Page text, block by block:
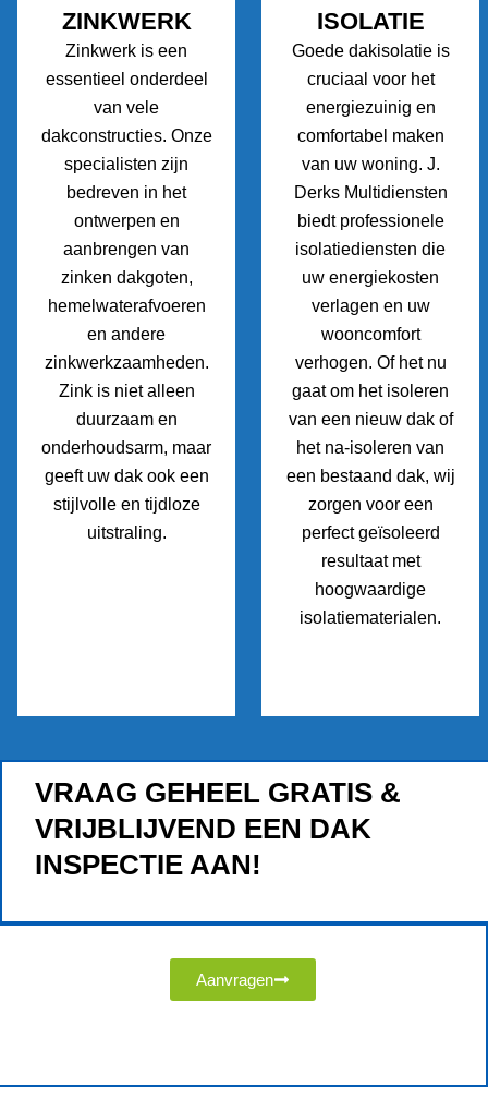
ZINKWERK
Zinkwerk is een
essentieel onderdeel
van vele
dakconstructies. Onze
specialisten zijn
bedreven in het
ontwerpen en
aanbrengen van
zinken dakgoten,
hemelwaterafvoeren
en andere
zinkwerkzaamheden.
Zink is niet alleen
duurzaam en
onderhoudsarm, maar
geeft uw dak ook een
stijlvolle en tijdloze
uitstraling.
ISOLATIE
Goede dakisolatie is
cruciaal voor het
energiezuinig en
comfortabel maken
van uw woning. J.
Derks Multidiensten
biedt professionele
isolatiediensten die
uw energiekosten
verlagen en uw
wooncomfort
verhogen. Of het nu
gaat om het isoleren
van een nieuw dak of
het na-isoleren van
een bestaand dak, wij
zorgen voor een
perfect geïsoleerd
resultaat met
hoogwaardige
isolatiematerialen.
VRAAG GEHEEL GRATIS &
VRIJBLIJVEND EEN DAK
INSPECTIE AAN!
Aanvragen